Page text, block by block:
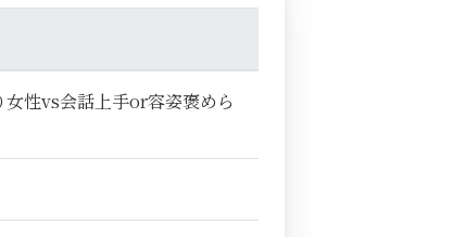
性vs会話上手or容姿褒めら